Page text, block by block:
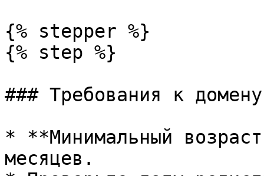
{% stepper %}
{% step %}
### Требования к
* **Минимальный
месяцев.